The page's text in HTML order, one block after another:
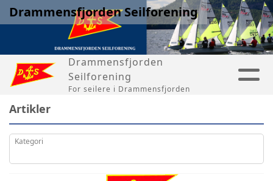
Drammensfjorden Seilforening
Drammensfjorden
Seilforening
For seilere i Drammensfjorden
Artikler
Kategori